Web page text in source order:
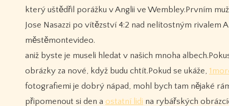
který uštědřil porážku v Anglii ve Wembley.Prvním
Jose Nasazzi po vítězství 4:2 nad nelítostným rivalem
městěmontevideo.
aniž byste je museli hledat v našich mnoha
obrázky za nové, když budu chtít.Pokud se ukáže,
fotografiemi je dobrý nápad, mohl bych tam nějaké
připomenout si den a ostatní lidi na rybářských